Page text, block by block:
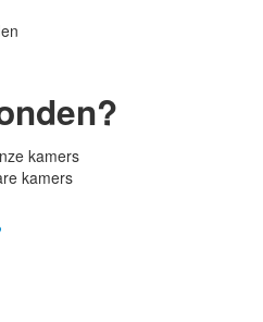
kamers
kamers